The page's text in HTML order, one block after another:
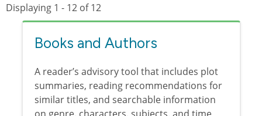
Displaying 1 - 12 of 12
Books and Authors
A reader’s advisory tool that includes plot
summaries, reading recommendations for
similar titles, and searchable information